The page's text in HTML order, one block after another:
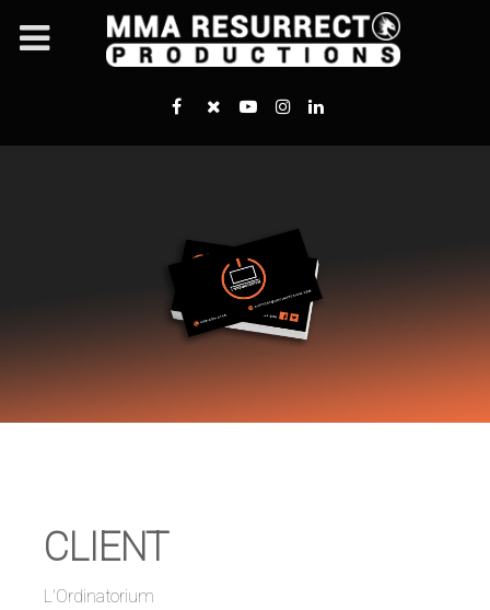
CLIENT
L'Ordinatorium